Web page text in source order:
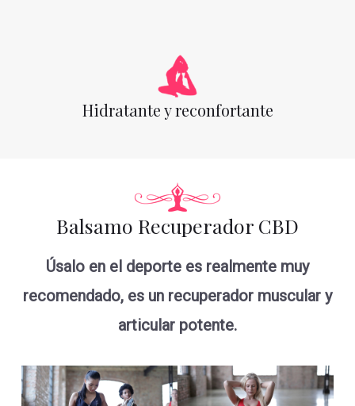
Hidratante y reconfortante
Balsamo Recuperador CBD
Úsalo en el deporte es realmente muy
recomendado, es un recuperador muscular y
articular potente.